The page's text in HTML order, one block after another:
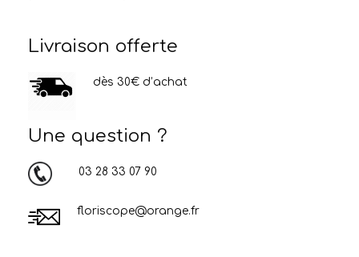
Livraison offerte
dès 30€ d’achat
Une question ?
03 28 33 07 90
floriscope@orange.fr